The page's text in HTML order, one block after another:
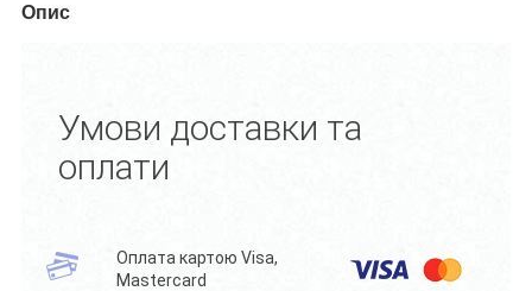
Опис
Умови доставки та
оплати
Оплата картою Visa,
Mastercard